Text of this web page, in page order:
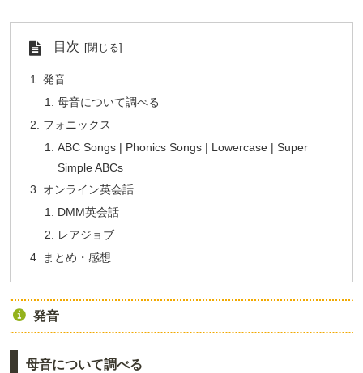
目次
発音
母音について調べる
フォニックス
ABC Songs | Phonics Songs | Lowercase | Super
Simple ABCs
オンライン英会話
DMM英会話
レアジョブ
まとめ・感想
発音
母音について調べる